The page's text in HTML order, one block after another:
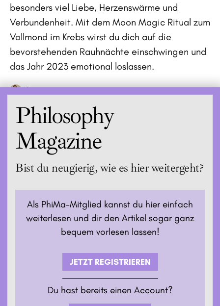
besonders viel Liebe, Herzenswärme und
Verbundenheit. Mit dem Moon Magic Ritual zum
Vollmond im Krebs wirst du dich auf die
bevorstehenden Rauhnächte einschwingen und
das Jahr 2023 emotional loslassen.
Lisa
Philosophy
Magazine
Bist du neugierig, wie es hier weitergeht?
Als PhiMa-Mitglied kannst du hier einfach
weiterlesen und dir den Artikel sogar ganz
bequem vorlesen lassen!
JETZT REGISTRIEREN
Du hast bereits einen Account?